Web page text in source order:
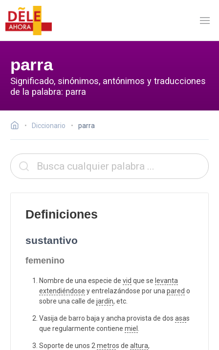
parra
Significado, sinónimos, antónimos y traducciones
de la palabra: parra
Diccionario parra
Definiciones
sustantivo
femenino
Nombre de una especie de vid que se levanta
extendiéndose y entrelazándose por una pared o
sobre una calle de jardín, etc.
Vasija de barro baja y ancha provista de dos asas
que regularmente contiene miel
Soporte de unos 2 metros de altura,